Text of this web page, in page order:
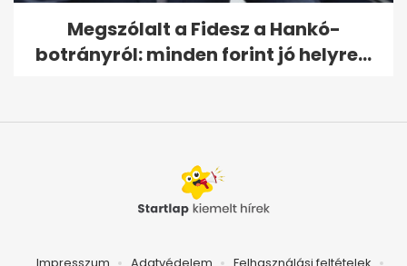
Megszólalt a Fidesz a Hankó-
botrányról: minden forint jó helyre...